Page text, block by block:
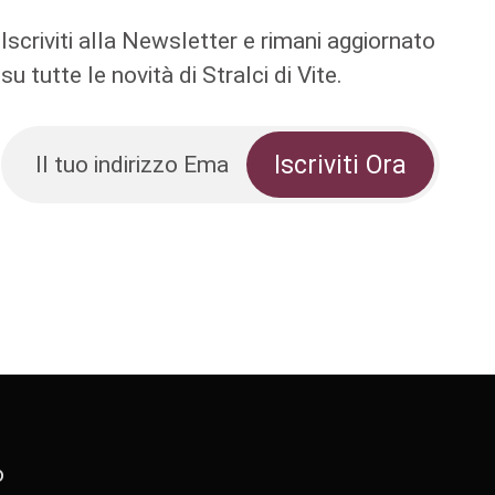
Iscriviti alla Newsletter e rimani aggiornato
su tutte le novità di Stralci di Vite.